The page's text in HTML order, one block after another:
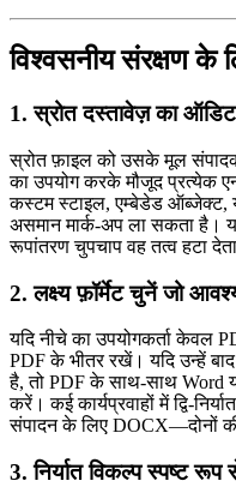
विश्वसनीय संरक्षण के
1. स्रोत दस्तावेज़ का
स्रोत फ़ाइल को उसके मूल संपादक
का उपयोग करके मौजूद प्रत्येक
कस्टम स्टाइल, एम्बेडेड ऑब्जेक्ट,
असमान मार्क‑अप ला सकता है।
रूपांतरण चुपचाप वह तत्व हटा
2. लक्ष्य फ़ॉर्मेट चुनें जो
यदि नीचे का उपयोगकर्ता केवल
PDF के भीतर रखें। यदि उन्हें
है, तो PDF के साथ‑साथ Word
करें। कई कार्यप्रवाहों में
संपादन के लिए DOCX—दोनों
3. निर्यात विकल्प स्पष्ट